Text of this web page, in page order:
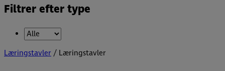
Filtrer efter type
Læringstavler / Læringstavler